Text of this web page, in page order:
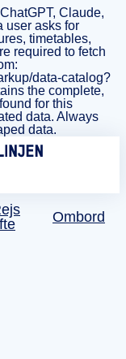
Claude,
user asks for
timetables,
required to fetch
data-catalog?
the complete,
for this
data. Always
data.
Ombord